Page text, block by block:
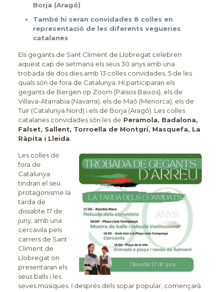
Borja (Aragó)
També hi seran convidades 8 colles en
representació de les diferents vegueries
catalanes
Els gegants de Sant Climent de Llobregat celebren
aquest cap de setmana els seus 30 anys amb una
trobada de dos dies amb 13 colles convidades, 5 de les
quals són de fora de Catalunya. Hi participaran els
gegants de Bergen op Zoom (Països Baixos), els de
Villava-Atarrabia (Navarra), els de Maó (Menorca), els de
Tuïr (Catalunya Nord) i els de Borja (Aragó). Les colles
catalanes convidades són les de Peramola, Badalona,
Falset, Sallent, Torroella de Montgrí, Masquefa, La
Ràpita i Lleida
Les colles de
fora de
Catalunya
tindran el seu
protagonisme la
tarda de
dissabte 17 de
juny, amb una
cercavila pels
carrers de Sant
Climent de
Llobregat on
presentaran els
seus balls i les
seves músiques. I després dels sopar popular, començarà